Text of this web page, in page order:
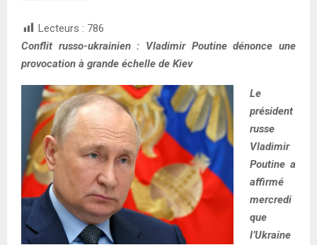
Lecteurs : 786
Conflit russo-ukrainien : Vladimir Poutine dénonce une
provocation à grande échelle de Kiev
Le
président
russe
Vladimir
Poutine a
affirmé
mercredi
que
l’Ukraine